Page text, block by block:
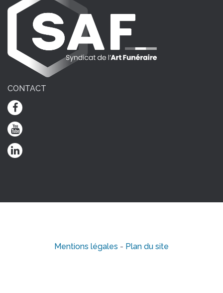
CONTACT
Mentions légales - Plan du site